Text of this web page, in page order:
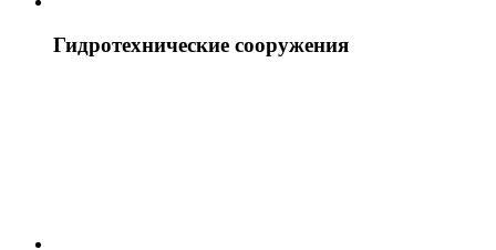
Гидротехнические сооружения